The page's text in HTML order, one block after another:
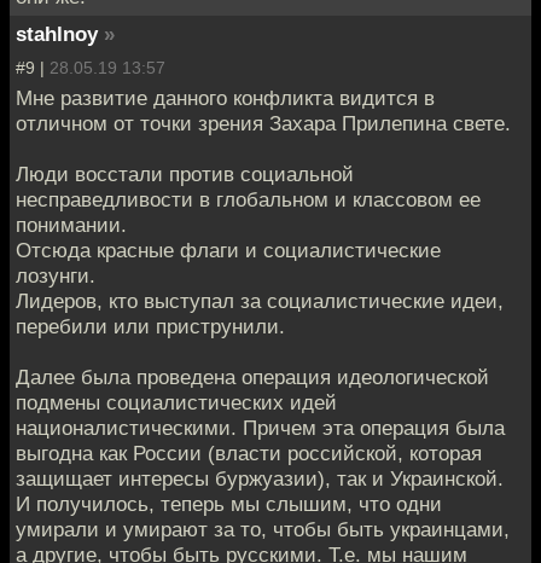
stahlnoy »
#9 | 28.05.19 13:57
Мне развитие данного конфликта видится в
отличном от точки зрения Захара Прилепина свете.
Люди восстали против социальной
несправедливости в глобальном и классовом ее
понимании.
Отсюда красные флаги и социалистические
лозунги.
Лидеров, кто выступал за социалистические идеи,
перебили или приструнили.
Далее была проведена операция идеологической
подмены социалистических идей
националистическими. Причем эта операция была
выгодна как России (власти российской, которая
защищает интересы буржуазии), так и Украинской.
И получилось, теперь мы слышим, что одни
умирали и умирают за то, чтобы быть украинцами,
а другие, чтобы быть русскими. Т.е. мы нашим